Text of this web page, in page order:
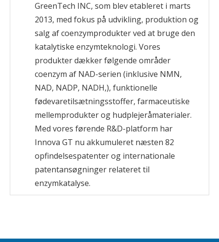
GreenTech INC, som blev etableret i marts
2013, med fokus på udvikling, produktion og
salg af coenzymprodukter ved at bruge den
katalytiske enzymteknologi. Vores
produkter dækker følgende områder
coenzym af NAD-serien (inklusive NMN,
NAD, NADP, NADH,), funktionelle
fødevaretilsætningsstoffer, farmaceutiske
mellemprodukter og hudplejeråmaterialer.
Med vores førende R&D-platform har
Innova GT nu akkumuleret næsten 82
opfindelsespatenter og internationale
patentansøgninger relateret til
enzymkatalyse.